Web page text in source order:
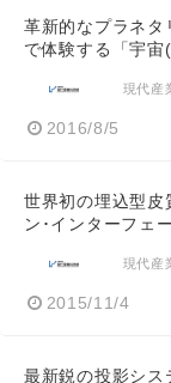
革新的なプラネタ
で体験する「宇宙
現代産
2016/8/5
世界初の埋込型皮
ン･インターフェ
現代産
2015/11/4
最新鋭の投影シス